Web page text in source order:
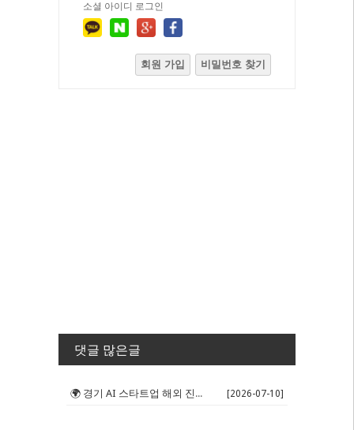
소셜 아이디 로그인
회원 가입 비밀번호 찾기
댓글 많은글
🌍 경기 AI 스타트업 해외 진출 판... [2026-07-10]